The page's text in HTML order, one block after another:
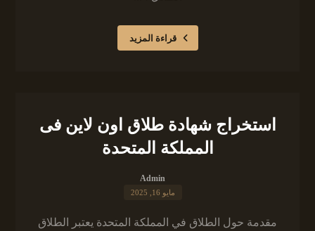
قراءة المزيد
استخراج شهادة طلاق اون لاين فى
المملكة المتحدة
Admin
مايو 16, 2025
مقدمة حول الطلاق في المملكة المتحدة يعتبر الطلاق